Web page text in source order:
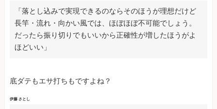
「落とし込みで実現できるのならそのほうが理想だけど
長竿・流れ・向かい風では、ほぼほぼ不可能でしょう。
だったら振り切りでもいいから正確性が増したほうがよ
ほどいい」
底ダテもエサ打ちもですよね？
伊藤 さとし